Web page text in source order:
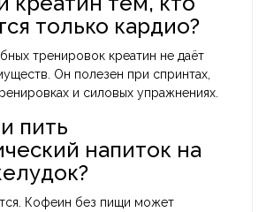
только кардио?
тренировок креатин не даёт
Он полезен при спринтах,
и силовых упражнениях.
пить
напиток на
Кофеин без пищи может